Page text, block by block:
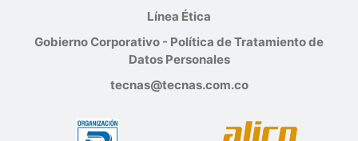
Línea Ética
Gobierno Corporativo - Política de Tratamiento de
Datos Personales
tecnas@tecnas.com.co